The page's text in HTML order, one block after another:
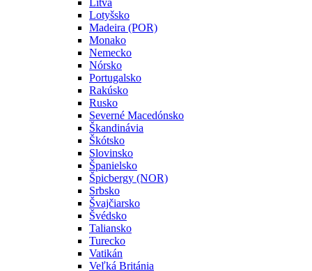
Litva
Lotyšsko
Madeira (POR)
Monako
Nemecko
Nórsko
Portugalsko
Rakúsko
Rusko
Severné Macedónsko
Škandinávia
Škótsko
Slovinsko
Španielsko
Špicbergy (NOR)
Srbsko
Švajčiarsko
Švédsko
Taliansko
Turecko
Vatikán
Veľká Británia